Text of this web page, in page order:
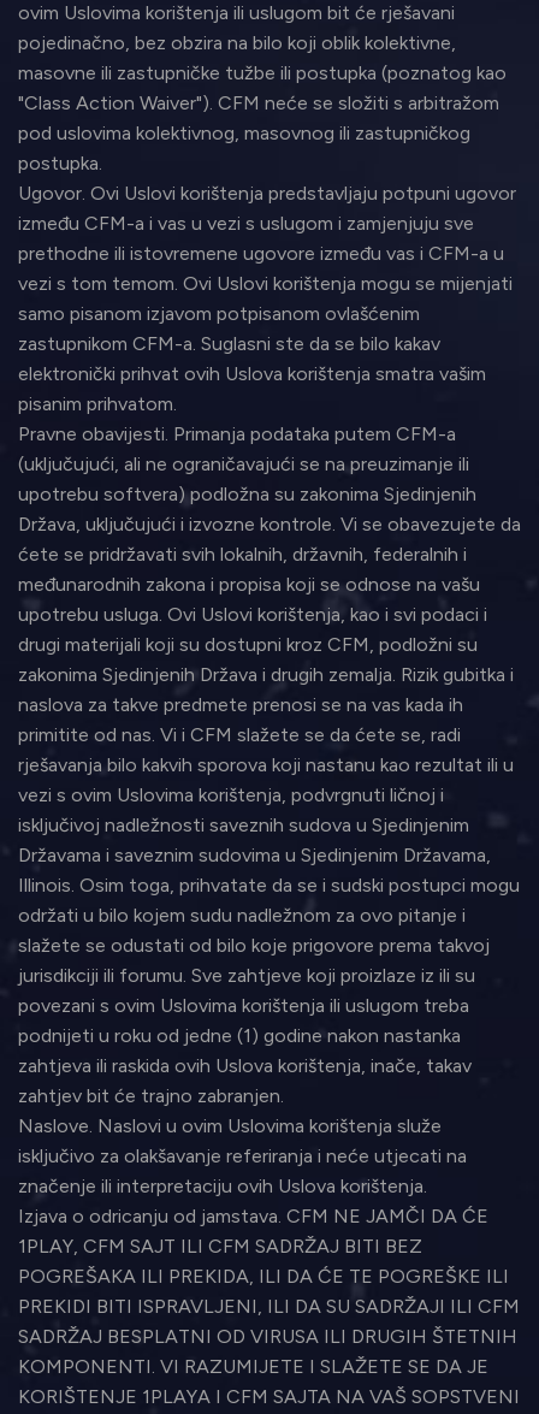
ovim Uslovima korištenja ili uslugom bit će rješavani
pojedinačno, bez obzira na bilo koji oblik kolektivne,
masovne ili zastupničke tužbe ili postupka (poznatog kao
"Class Action Waiver"). CFM neće se složiti s arbitražom
pod uslovima kolektivnog, masovnog ili zastupničkog
postupka.
Ugovor. Ovi Uslovi korištenja predstavljaju potpuni ugovor
između CFM-a i vas u vezi s uslugom i zamjenjuju sve
prethodne ili istovremene ugovore između vas i CFM-a u
vezi s tom temom. Ovi Uslovi korištenja mogu se mijenjati
samo pisanom izjavom potpisanom ovlašćenim
zastupnikom CFM-a. Suglasni ste da se bilo kakav
elektronički prihvat ovih Uslova korištenja smatra vašim
pisanim prihvatom.
Pravne obavijesti. Primanja podataka putem CFM-a
(uključujući, ali ne ograničavajući se na preuzimanje ili
upotrebu softvera) podložna su zakonima Sjedinjenih
Država, uključujući i izvozne kontrole. Vi se obavezujete da
ćete se pridržavati svih lokalnih, državnih, federalnih i
međunarodnih zakona i propisa koji se odnose na vašu
upotrebu usluga. Ovi Uslovi korištenja, kao i svi podaci i
drugi materijali koji su dostupni kroz CFM, podložni su
zakonima Sjedinjenih Država i drugih zemalja. Rizik gubitka i
naslova za takve predmete prenosi se na vas kada ih
primitite od nas. Vi i CFM slažete se da ćete se, radi
rješavanja bilo kakvih sporova koji nastanu kao rezultat ili u
vezi s ovim Uslovima korištenja, podvrgnuti ličnoj i
isključivoj nadležnosti saveznih sudova u Sjedinjenim
Državama i saveznim sudovima u Sjedinjenim Državama,
Illinois. Osim toga, prihvatate da se i sudski postupci mogu
održati u bilo kojem sudu nadležnom za ovo pitanje i
slažete se odustati od bilo koje prigovore prema takvoj
jurisdikciji ili forumu. Sve zahtjeve koji proizlaze iz ili su
povezani s ovim Uslovima korištenja ili uslugom treba
podnijeti u roku od jedne (1) godine nakon nastanka
zahtjeva ili raskida ovih Uslova korištenja, inače, takav
zahtjev bit će trajno zabranjen.
Naslove. Naslovi u ovim Uslovima korištenja služe
isključivo za olakšavanje referiranja i neće utjecati na
značenje ili interpretaciju ovih Uslova korištenja.
Izjava o odricanju od jamstava. CFM NE JAMČI DA ĆE
1PLAY, CFM SAJT ILI CFM SADRŽAJ BITI BEZ
POGREŠAKA ILI PREKIDA, ILI DA ĆE TE POGREŠKE ILI
PREKIDI BITI ISPRAVLJENI, ILI DA SU SADRŽAJI ILI CFM
SADRŽAJ BESPLATNI OD VIRUSA ILI DRUGIH ŠTETNIH
KOMPONENTI. VI RAZUMIJETE I SLAŽETE SE DA JE
KORIŠTENJE 1PLAYA I CFM SAJTA NA VAŠ SOPSTVENI